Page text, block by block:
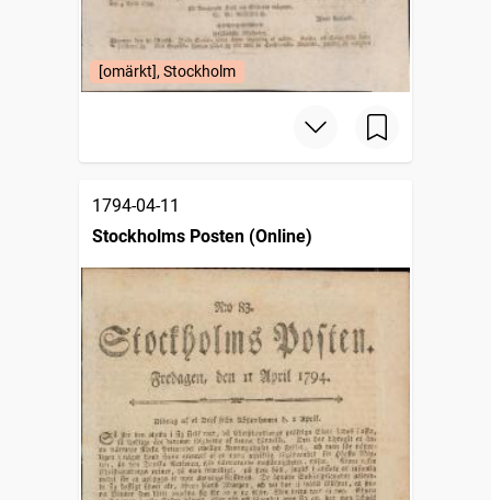
[omärkt], Stockholm
1794-04-11
Stockholms Posten (Online)